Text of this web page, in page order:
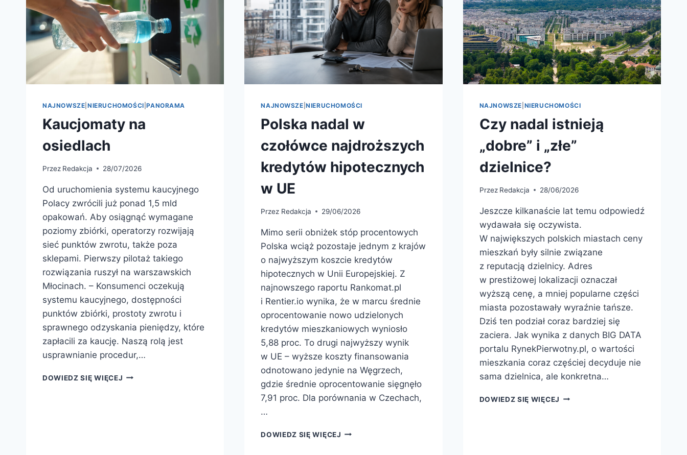
NAJNOWSZE NIERUCHOMOŚCI |PANORAMA
Kaucjomaty na
osiedlach
Przez Redakcja 28/07/2026
Od uruchomienia systemu kaucyjnego
Polacy zwrócili już ponad 1,5 mld
opakowań. Aby osiągnąć wymagane
poziomy zbiórki, operatorzy rozwijają
sieć punktów zwrotu, także poza
sklepami. Pierwszy pilotaż takiego
rozwiązania ruszył na warszawskich
Młocinach. – Konsumenci oczekują
systemu kaucyjnego, dostępności
punktów zbiórki, prostoty zwrotu i
sprawnego odzyskania pieniędzy, które
zapłacili za kaucję. Naszą rolą jest
usprawnianie procedur,…
DOWIEDZ SIĘ WIĘCEJ
NAJNOWSZE |NIERUCHOMOŚCI
Polska nadal w
czołówce najdroższych
kredytów hipotecznych
w UE
Przez Redakcja 29/06/2026
Mimo serii obniżek stóp procentowych
Polska wciąż pozostaje jednym z krajów
o najwyższym koszcie kredytów
hipotecznych w Unii Europejskiej. Z
najnowszego raportu Rankomat.pl
i Rentier.io wynika, że w marcu średnie
oprocentowanie nowo udzielonych
kredytów mieszkaniowych wyniosło
5,88 proc. To drugi najwyższy wynik
w UE – wyższe koszty finansowania
odnotowano jedynie na Węgrzech,
gdzie średnie oprocentowanie sięgnęło
7,91 proc. Dla porównania w Czechach,
…
DOWIEDZ SIĘ WIĘCEJ
NAJNOWSZE NIERUCHOMOŚCI
Czy nadal istnieją
„dobre” i „złe”
dzielnice?
Przez Redakcja 28/06/2026
Jeszcze kilkanaście lat temu odpowiedź
wydawała się oczywista.
W największych polskich miastach ceny
mieszkań były silnie związane
z reputacją dzielnicy. Adres
w prestiżowej lokalizacji oznaczał
wyższą cenę, a mniej popularne części
miasta pozostawały wyraźnie tańsze.
Dziś ten podział coraz bardziej się
zaciera. Jak wynika z danych BIG DATA
portalu RynekPierwotny.pl, o wartości
mieszkania coraz częściej decyduje nie
sama dzielnica, ale konkretna…
DOWIEDZ SIĘ WIĘCEJ